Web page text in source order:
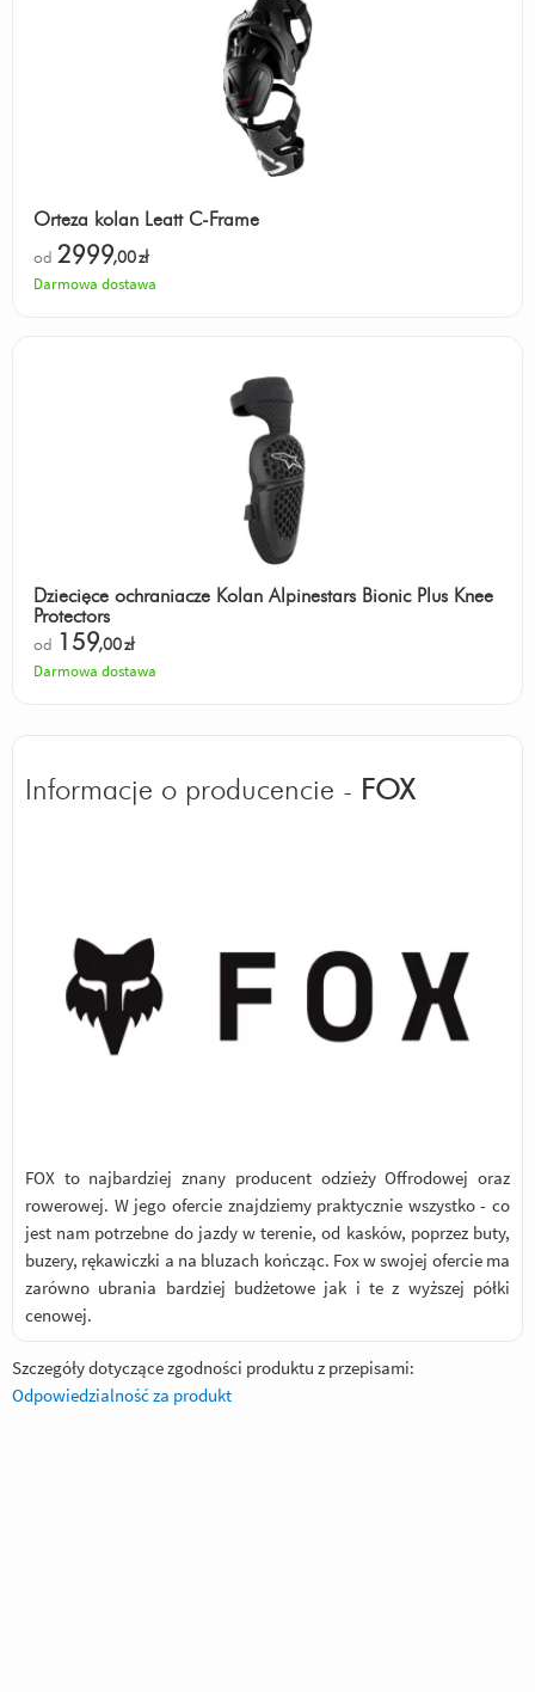
Orteza kolan Leatt C-Frame
od 2999,00zł
Darmowa dostawa
Dziecięce ochraniacze Kolan Alpinestars Bionic Plus Knee
Protectors
od 159,00zł
Darmowa dostawa
Informacje o producencie - FOX
FOX to najbardziej znany producent odzieży Offrodowej oraz
rowerowej. W jego ofercie znajdziemy praktycznie wszystko - co
jest nam potrzebne do jazdy w terenie, od kasków, poprzez buty,
buzery, rękawiczki a na bluzach kończąc. Fox w swojej ofercie ma
zarówno ubrania bardziej budżetowe jak i te z wyższej półki
cenowej.
Szczegóły dotyczące zgodności produktu z przepisami:
Odpowiedzialność za produkt